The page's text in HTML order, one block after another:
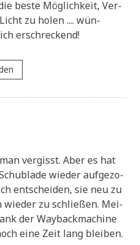
beste Mög­lich­keit, Ver­
zu holen .... wün­
erschreckend!
ver­gisst. Aber es hat
wie­der auf­ge­zo­
ent­schei­den, sie neu zu
wie­der zu schlie­ßen. Mei­
der Way­back­ma­chi­ne
eine Zeit lang bleiben.